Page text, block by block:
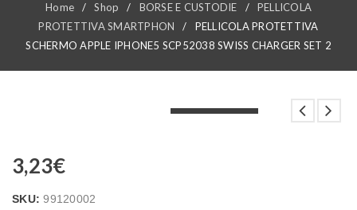
Home / Shop / BORSE E CUSTODIE /
PELLICOLA
PROTETTIVA SMARTPHON
/
PELLICOLA PROTETTIVA
SCHERMO APPLE IPHONE5 SCP52038 SWISS CHARGER SET 2
3,23€
SKU:99120002